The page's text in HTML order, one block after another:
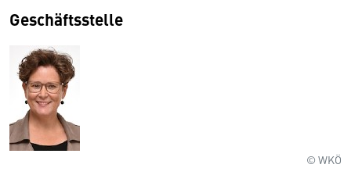
Geschäftsstelle
© WKÖ